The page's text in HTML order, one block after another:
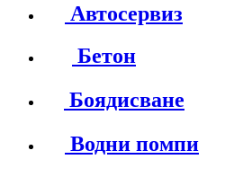
Автосервиз
Бетон
Боядисване
Водни помпи